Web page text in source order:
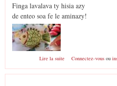
Finga lavalava ty hisia azy
de enteo soa fe le aminazy!
Lire la suite de Fia piritsy
Connectez-vousou